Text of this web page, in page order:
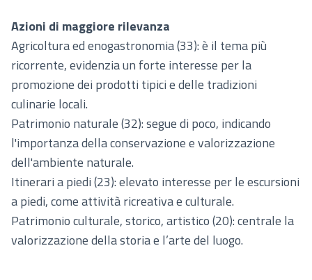
Azioni di maggiore rilevanza
Agricoltura ed enogastronomia (33): è il tema più
ricorrente, evidenzia un forte interesse per la
promozione dei prodotti tipici e delle tradizioni
culinarie locali.
Patrimonio naturale (32): segue di poco, indicando
l'importanza della conservazione e valorizzazione
dell'ambiente naturale.
Itinerari a piedi (23): elevato interesse per le escursioni
a piedi, come attività ricreativa e culturale.
Patrimonio culturale, storico, artistico (20): centrale la
valorizzazione della storia e l’arte del luogo.